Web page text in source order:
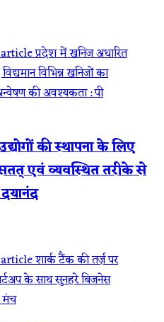
की स्थापना के लिए
सतत् एवं व्यवस्थित तरीके से